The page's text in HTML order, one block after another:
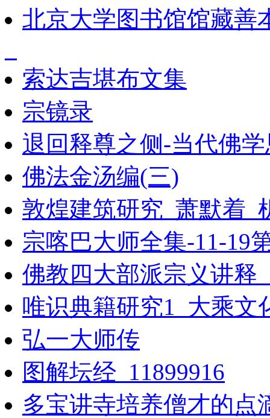
北京大学图书馆馆藏善
索达吉堪布文集
宗镜录
退回释尊之侧-当代佛
佛法金汤编(三)
敦煌建筑研究_萧默着_
宗喀巴大师全集-11-19
佛教四大部派宗义讲释
唯识典籍研究1_大乘文
弘一大师传
图解坛经_11899916
多宝讲寺培养僧才的点